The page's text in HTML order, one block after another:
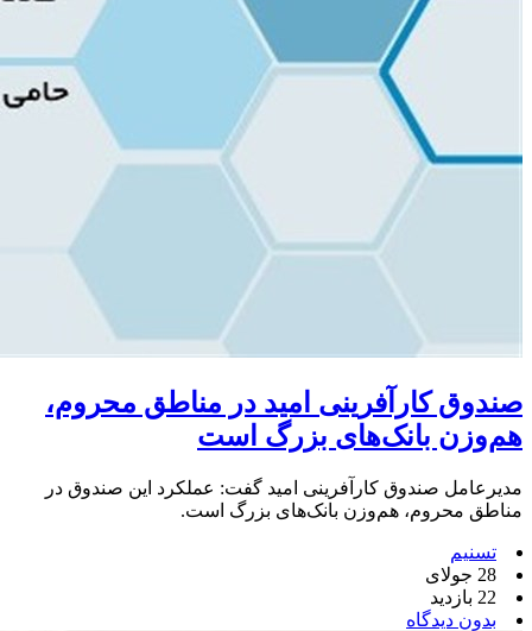
صندوق کارآفرینی امید در مناطق محروم،
هم‌وزن بانک‌های بزرگ است
مدیرعامل صندوق کارآفرینی امید گفت: عملکرد این صندوق در
مناطق محروم، هم‌وزن بانک‌های بزرگ است.
تسنیم
28 جولای
22 بازدید
بدون دیدگاه